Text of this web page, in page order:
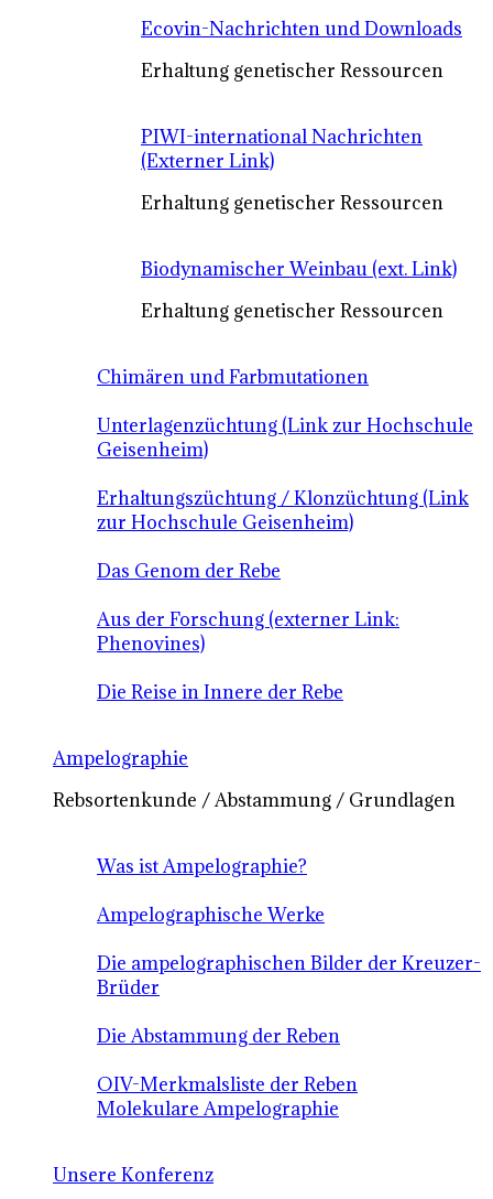
Ecovin-Nachrichten und Downloads
Erhaltung genetischer Ressourcen
PIWI-international Nachrichten
(Externer Link)
Erhaltung genetischer Ressourcen
Biodynamischer Weinbau (ext. Link)
Erhaltung genetischer Ressourcen
Chimären und Farbmutationen
Unterlagenzüchtung (Link zur Hochschule
Geisenheim)
Erhaltungszüchtung / Klonzüchtung (Link
zur Hochschule Geisenheim)
Das Genom der Rebe
Aus der Forschung (externer Link:
Phenovines)
Die Reise in Innere der Rebe
Ampelographie
Rebsortenkunde / Abstammung / Grundlagen
Was ist Ampelographie?
Ampelographische Werke
Die ampelographischen Bilder der Kreuzer-
Brüder
Die Abstammung der Reben
OIV-Merkmalsliste der Reben
Molekulare Ampelographie
Unsere Konferenz